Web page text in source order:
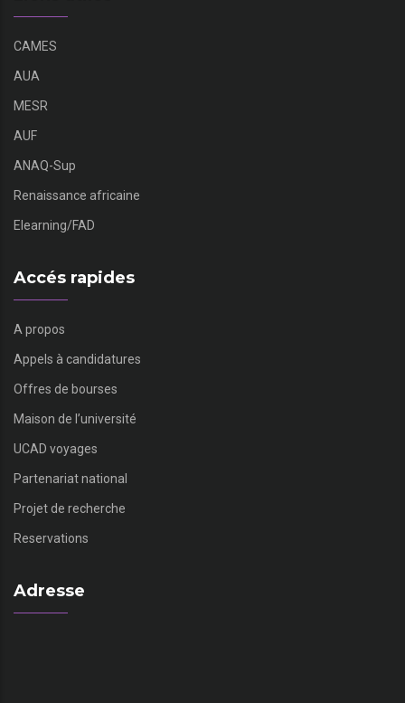
CAMES
AUA
MESR
AUF
ANAQ-Sup
Renaissance africaine
Elearning/FAD
Accés rapides
A propos
Appels à candidatures
Offres de bourses
Maison de l’université
UCAD voyages
Partenariat national
Projet de recherche
Reservations
Adresse